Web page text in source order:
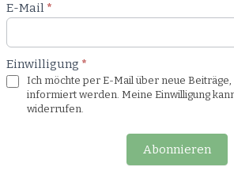
E-Mail *
Einwilligung *
Ich möchte per E-Mail über neue
informiert werden. Meine Einwilligung
widerrufen.
Abonnieren